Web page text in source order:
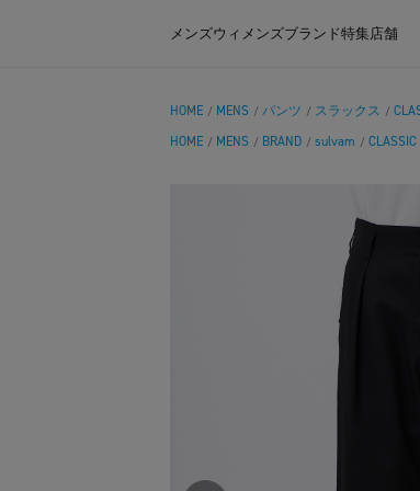
メンズウィメンズブランド特集店舗
HOME / MENS / パンツ / スラックス /
HOME / MENS / BRAND / sulvam / CLASSIC